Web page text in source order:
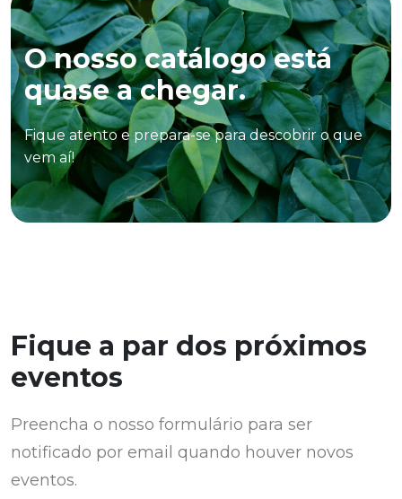
O nosso catálogo está
quase a chegar.
Fique atento e prepara-se para descobrir o que
vem aí!
Fique a par dos próximos
eventos
Preencha o nosso formulário para ser
notificado por email quando houver novos
eventos.